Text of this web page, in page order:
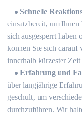
Schnelle
einsatzbereit‚ um
sich ausgesperrt haben
können Sie sich darauf
innerhalb kürzester
Erfahrung und
über langjährige
geschult‚ um
durchzuführen.​ Wir